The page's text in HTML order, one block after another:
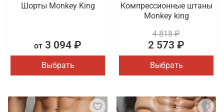
Шорты Monkey King
от 3 094 ₽
Выбрать
Компрессионные штаны
Monkey king
4 818 ₽
2 573 ₽
Выбрать